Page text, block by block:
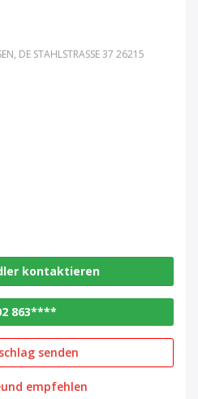
DE STAHLSTRASSE 37 26215
kontaktieren
863****
senden
empfehlen